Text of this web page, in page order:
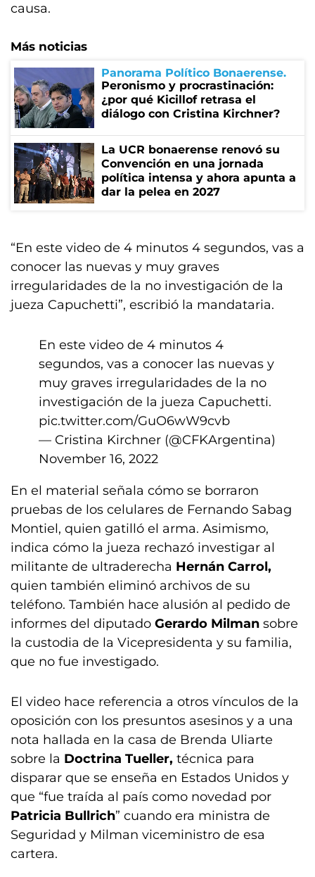
causa.
Más noticias
Panorama Político Bonaerense
Peronismo y procrastinación:
¿por qué Kicillof retrasa el
diálogo con Cristina Kirchner?
La UCR bonaerense renovó su
Convención en una jornada
política intensa y ahora apunta a
dar la pelea en 2027
“En este video de 4 minutos 4 segundos, vas a
conocer las nuevas y muy graves
irregularidades de la no investigación de la
jueza Capuchetti”, escribió la mandataria.
En este video de 4 minutos 4
segundos, vas a conocer las nuevas y
muy graves irregularidades de la no
investigación de la jueza Capuchetti.
pic.twitter.com/GuO6wW9cvb
— Cristina Kirchner (@CFKArgentina)
November 16, 2022
En el material señala cómo se borraron
pruebas de los celulares de Fernando Sabag
Montiel, quien gatilló el arma. Asimismo,
indica cómo la jueza rechazó investigar al
militante de ultraderecha Hernán Carrol,
quien también eliminó archivos de su
teléfono. También hace alusión al pedido de
informes del diputado Gerardo Milman sobre
la custodia de la Vicepresidenta y su familia,
que no fue investigado.
El video hace referencia a otros vínculos de la
oposición con los presuntos asesinos y a una
nota hallada en la casa de Brenda Uliarte
sobre la Doctrina Tueller, técnica para
disparar que se enseña en Estados Unidos y
que “fue traída al país como novedad por
Patricia Bullrich” cuando era ministra de
Seguridad y Milman viceministro de esa
cartera.